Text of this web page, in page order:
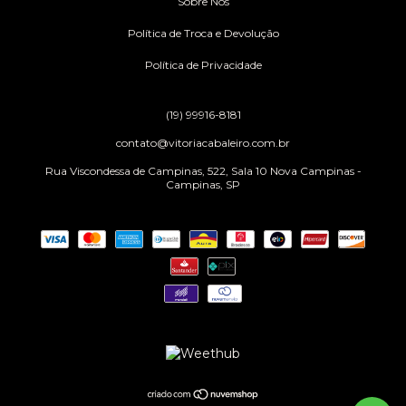
Política de Troca e Devolução
Política de Privacidade
(19) 99916-8181
contato@vitoriacabaleiro.com.br
Rua Viscondessa de Campinas, 522, Sala 10 Nova Campinas -
Campinas, SP